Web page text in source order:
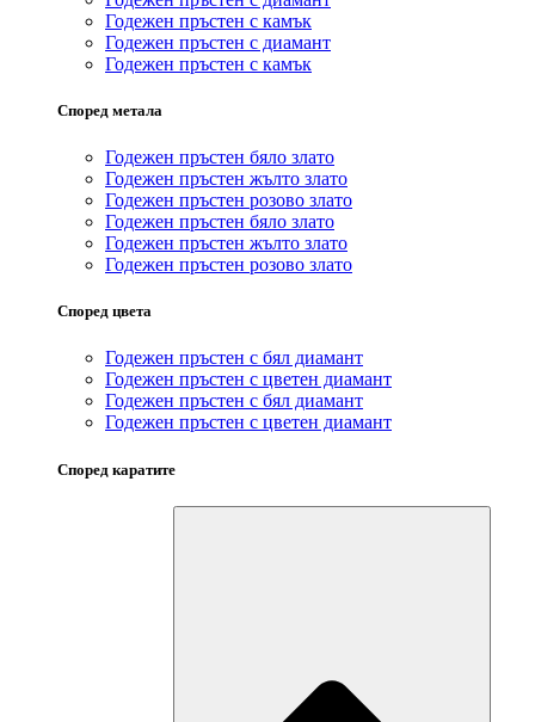
Годежен пръстен с камък
Годежен пръстен с диамант
Годежен пръстен с камък
Според метала
Годежен пръстен бяло злато
Годежен пръстен жълто злато
Годежен пръстен розово злато
Годежен пръстен бяло злато
Годежен пръстен жълто злато
Годежен пръстен розово злато
Според цвета
Годежен пръстен с бял диамант
Годежен пръстен с цветен диамант
Годежен пръстен с бял диамант
Годежен пръстен с цветен диамант
Според каратите